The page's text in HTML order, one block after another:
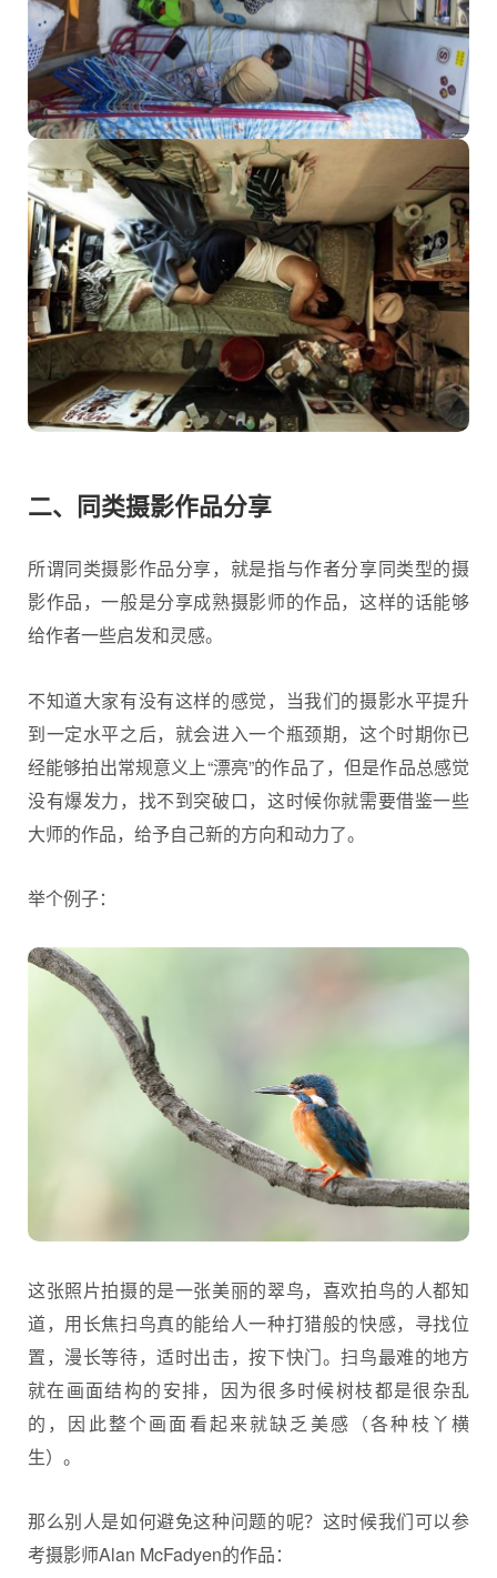
二、同类摄影作品分享
所谓同类摄影作品分享，就是指与作者分享同类型的摄
影作品，一般是分享成熟摄影师的作品，这样的话能够
给作者一些启发和灵感。
不知道大家有没有这样的感觉，当我们的摄影水平提升
到一定水平之后，就会进入一个瓶颈期，这个时期你已
经能够拍出常规意义上“漂亮”的作品了，但是作品总感觉
没有爆发力，找不到突破口，这时候你就需要借鉴一些
大师的作品，给予自己新的方向和动力了。
举个例子：
这张照片拍摄的是一张美丽的翠鸟，喜欢拍鸟的人都知
道，用长焦扫鸟真的能给人一种打猎般的快感，寻找位
置，漫长等待，适时出击，按下快门。扫鸟最难的地方
就在画面结构的安排，因为很多时候树枝都是很杂乱
的，因此整个画面看起来就缺乏美感（各种枝丫横
生）。
那么别人是如何避免这种问题的呢？这时候我们可以参
考摄影师Alan McFadyen的作品：